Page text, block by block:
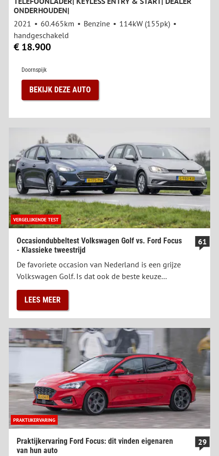
ONDERHOUDEN|
2021
60.465km Benzine
114kW (155pk)
handgeschakeld
€ 18.900
Doornspijk
BEKIJK DEZE AUTO
VERGELIJKENDE TEST
Occasiondubbeltest Volkswagen Golf vs. Ford Focus
- Klassieke tweestrijd
61
De favoriete occasion van Nederland is een grijze
Volkswagen Golf. Is dat ook de beste keuze...
LEES MEER
PRAKTIJKERVARING
Praktijkervaring Ford Focus: dit vinden eigenaren
van hun auto
29